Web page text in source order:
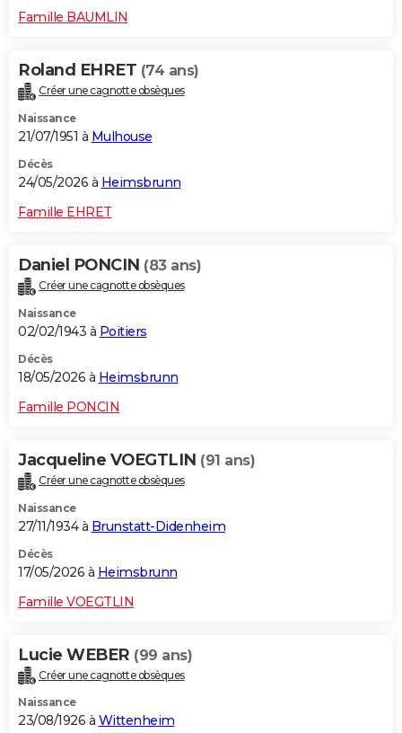
CARTE DE VOEUX
Dictionnaire
Biographies
Citations
Expressions
Proverbes
PROGRAMME TV
COPAINS D'AVANT
S'inscrire
Se connecter
Lycées
Collèges
Primaires
Universités
Entreprises
Service militaire
Avis de recherche
AVIS DE DÉCÈS
Famille BAUMLIN
Roland EHRET (74 ans)
Créer une cagnotte obsèques
Naissance
21/07/1951 à Mulhouse
Décès
24/05/2026 à Heimsbrunn
Famille EHRET
Daniel PONCIN (83 ans)
Créer une cagnotte obsèques
Naissance
02/02/1943 à Poitiers
Décès
18/05/2026 à Heimsbrunn
Famille PONCIN
Jacqueline VOEGTLIN (91 ans)
Créer une cagnotte obsèques
Naissance
27/11/1934 à Brunstatt-Didenheim
Décès
17/05/2026 à Heimsbrunn
Famille VOEGTLIN
Lucie WEBER (99 ans)
Créer une cagnotte obsèques
Naissance
23/08/1926 à Wittenheim